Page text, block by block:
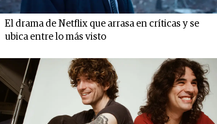
El drama de Netflix que arrasa en críticas y se
ubica entre lo más visto